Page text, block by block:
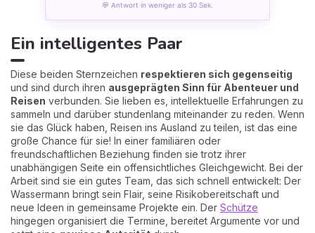
💬 Antwort in weniger als 30 Sek.
Ein intelligentes Paar
Diese beiden Sternzeichen respektieren sich gegenseitig
und sind durch ihren ausgeprägten Sinn für Abenteuer und
Reisen verbunden. Sie lieben es, intellektuelle Erfahrungen zu
sammeln und darüber stundenlang miteinander zu reden. Wenn
sie das Glück haben, Reisen ins Ausland zu teilen, ist das eine
große Chance für sie! In einer familiären oder
freundschaftlichen Beziehung finden sie trotz ihrer
unabhängigen Seite ein offensichtliches Gleichgewicht. Bei der
Arbeit sind sie ein gutes Team, das sich schnell entwickelt: Der
Wassermann bringt sein Flair, seine Risikobereitschaft und
neue Ideen in gemeinsame Projekte ein. Der Schütze
hingegen organisiert die Termine, bereitet Argumente vor und